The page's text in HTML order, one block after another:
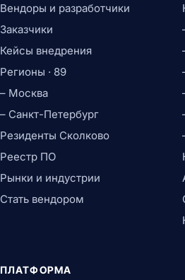
Вендоры и разработчики
Заказчики
Кейсы внедрения
Регионы · 89
– Москва
– Санкт-Петербург
Резиденты Сколково
Реестр ПО
Рынки и индустрии
Стать вендором
ПЛАТФОРМА